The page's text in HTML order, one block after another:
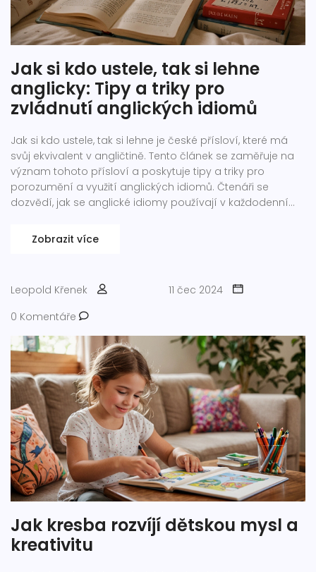
Jak si kdo ustele, tak si lehne
anglicky: Tipy a triky pro
zvládnutí anglických idiomů
Jak si kdo ustele, tak si lehne je české přísloví, které má
svůj ekvivalent v angličtině. Tento článek se zaměřuje na
význam tohoto přísloví a poskytuje tipy a triky pro
porozumění a využití anglických idiomů. Čtenáři se
dozvědí, jak se anglické idiomy používají v každodenní
zapamatovat.
Zobrazit více
Leopold Křenek
11 čec 2024
0 Komentáře
Jak kresba rozvíjí dětskou mysl a
kreativitu